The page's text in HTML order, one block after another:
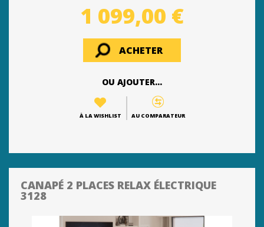
1 099,00 €
ACHETER
OU AJOUTER...
À LA WISHLIST AU COMPARATEUR
CANAPÉ 2 PLACES RELAX ÉLECTRIQUE
3128